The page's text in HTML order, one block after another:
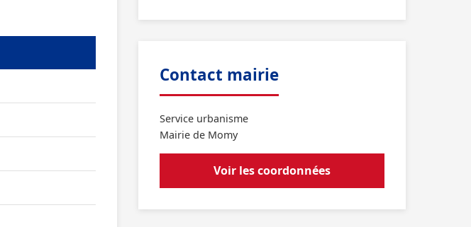
Contact mairie
Service urbanisme
Mairie de Momy
Voir les coordonnées